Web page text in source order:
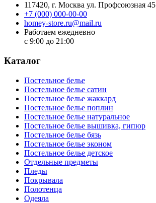
117420, г. Москва ул. Профсоюзная 45
+7 (000) 000-00-00
homey-store.ru@mail.ru
Работаем ежедневно
с 9:00 до 21:00
Каталог
Постельное белье
Постельное белье сатин
Постельное белье жаккард
Постельное белье поплин
Постельное белье натуральное
Постельное белье вышивка, гипюр
Постельное белье бязь
Постельное белье эконом
Постельное белье детское
Отдельные предметы
Пледы
Покрывала
Полотенца
Одеяла